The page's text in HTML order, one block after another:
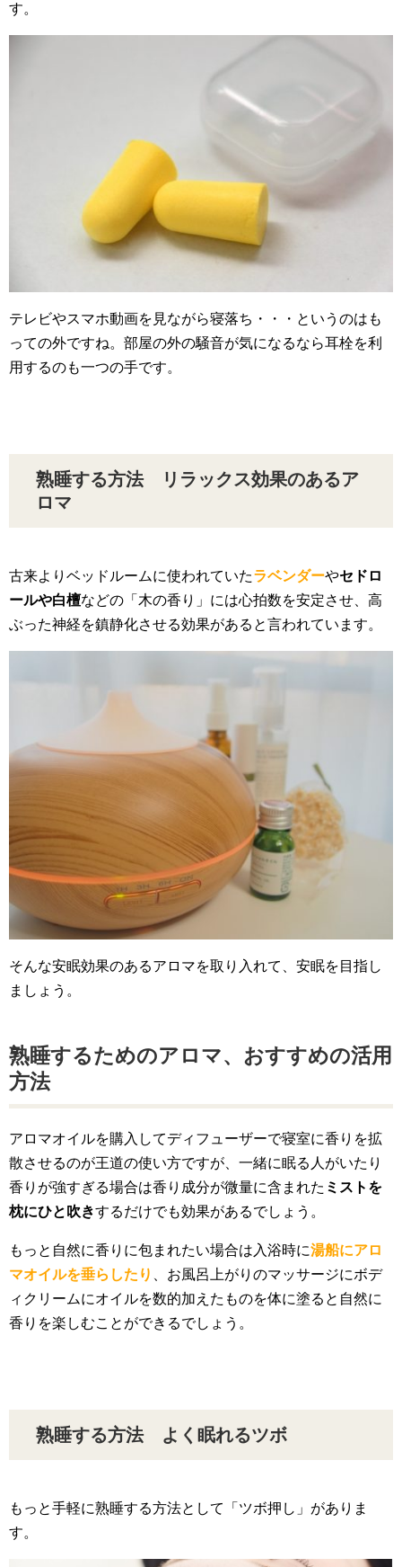
す。
テレビやスマホ動画を見ながら寝落ち・・・というのはも
っての外ですね。部屋の外の騒音が気になるなら耳栓を利
用するのも一つの手です。
熟睡する方法 リラックス効果のあるア
ロマ
古来よりベッドルームに使われていたラベンダーやセドロ
ールや白檀などの「木の香り」には心拍数を安定させ、高
ぶった神経を鎮静化させる効果があると言われています。
そんな安眠効果のあるアロマを取り入れて、安眠を目指し
ましょう。
熟睡するためのアロマ、おすすめの活用
方法
アロマオイルを購入してディフューザーで寝室に香りを拡
散させるのが王道の使い方ですが、一緒に眠る人がいたり
香りが強すぎる場合は香り成分が微量に含まれた ミストを
枕にひと吹きするだけでも効果があるでしょう。
もっと自然に香りに包まれたい場合は入浴時に湯船にアロ
マオイルを垂らしたり
、お風呂上がりのマッサージにボデ
ィクリームにオイルを数的加えたものを体に塗ると自然に
香りを楽しむことができるでしょう。
熟睡する方法 よく眠れるツボ
もっと手軽に熟睡する方法として「ツボ押し」がありま
す。